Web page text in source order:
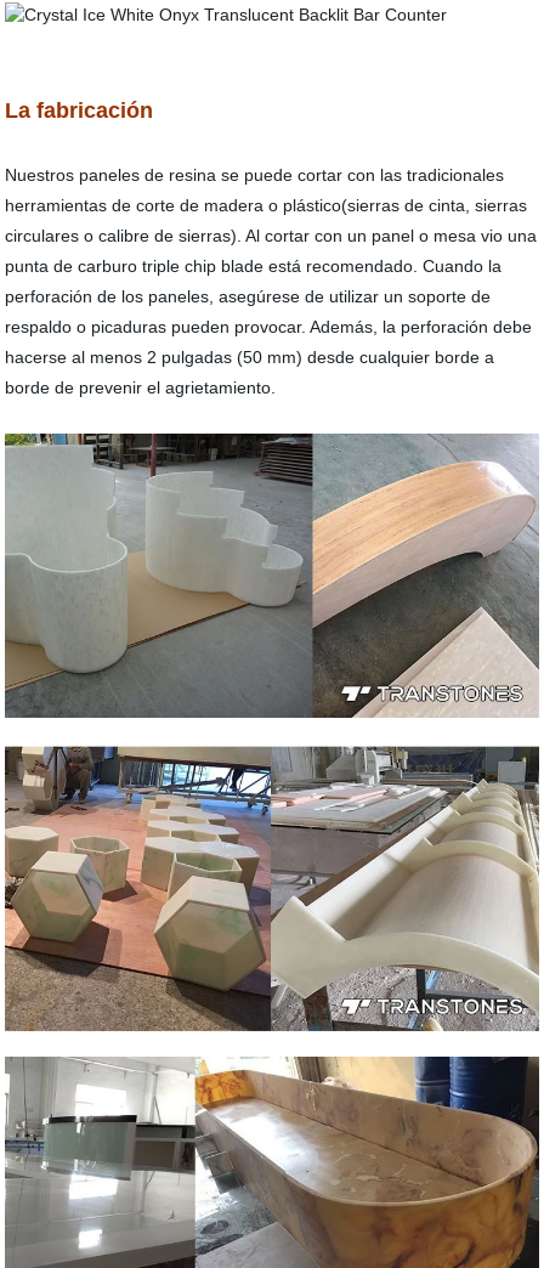
La fabricación
Nuestros paneles de resina se puede cortar con las tradicionales
herramientas de corte de madera o plástico(sierras de cinta, sierras
circulares o calibre de sierras). Al cortar con un panel o mesa vio una
punta de carburo triple chip blade está recomendado. Cuando la
perforación de los paneles, asegúrese de utilizar un soporte de
respaldo o picaduras pueden provocar. Además, la perforación debe
hacerse al menos 2 pulgadas (50 mm) desde cualquier borde a
borde de prevenir el agrietamiento.